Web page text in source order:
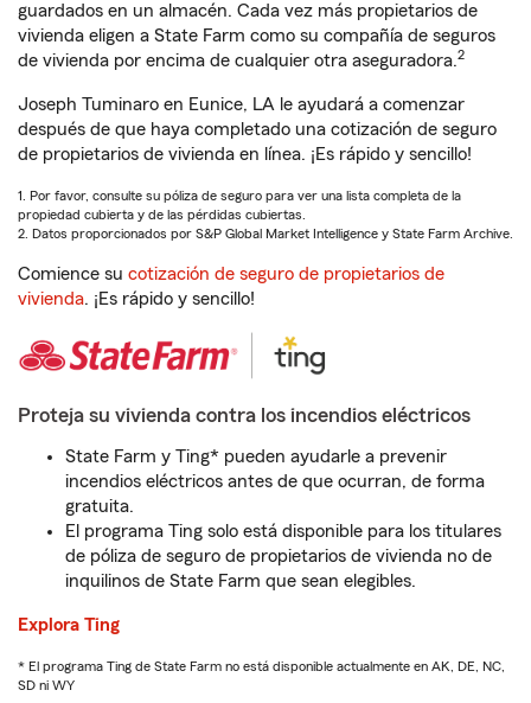
guardados en un almacén. Cada vez más propietarios de
vivienda eligen a State Farm como su compañía de seguros
de vivienda por encima de cualquier otra aseguradora.2
Joseph Tuminaro en Eunice, LA le ayudará a comenzar
después de que haya completado una cotización de seguro
de propietarios de vivienda en línea. ¡Es rápido y sencillo!
1. Por favor, consulte su póliza de seguro para ver una lista completa de la
propiedad cubierta y de las pérdidas cubiertas.
2. Datos proporcionados por S&P Global Market Intelligence y State Farm Archive.
Comience su cotización de seguro de propietarios de
vivienda. ¡Es rápido y sencillo!
Proteja su vivienda contra los incendios eléctricos
State Farm y Ting* pueden ayudarle a prevenir
incendios eléctricos antes de que ocurran, de forma
gratuita.
El programa Ting solo está disponible para los titulares
de póliza de seguro de propietarios de vivienda no de
inquilinos de State Farm que sean elegibles.
Explora Ting
* El programa Ting de State Farm no está disponible actualmente en AK, DE, NC,
SD ni WY